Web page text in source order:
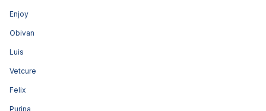
Enjoy
Obivan
Luis
Vetcure
Felix
Purina